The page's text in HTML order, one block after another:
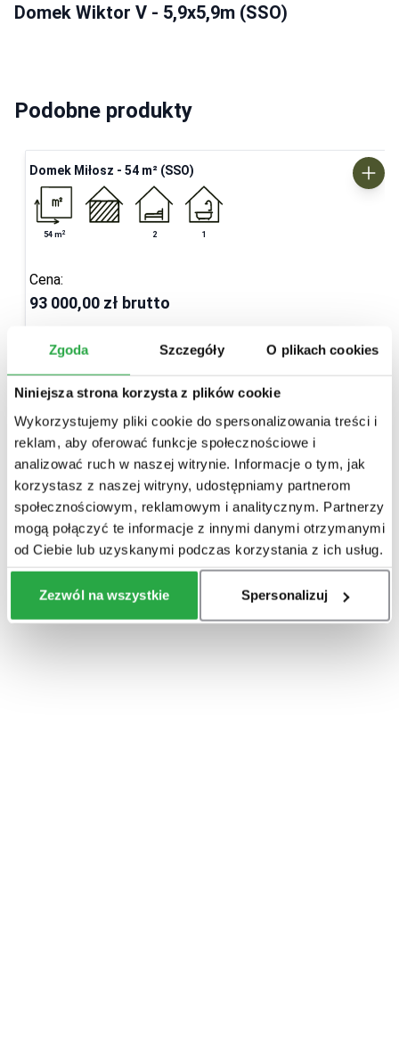
Zgoda Szczegóły O plikach cookies
Niniejsza strona korzysta z plików cookie
Wykorzystujemy pliki cookie do spersonalizowania treści i
reklam, aby oferować funkcje społecznościowe i
analizować ruch w naszej witrynie. Informacje o tym, jak
korzystasz z naszej witryny, udostępniamy partnerom
społecznościowym, reklamowym i analitycznym. Partnerzy
mogą połączyć te informacje z innymi danymi otrzymanymi
od Ciebie lub uzyskanymi podczas korzystania z ich usług.
Zezwól na wszystkie Spersonalizuj
Domek Wiktor V - 5,9x5,9m (SSO)
Podobne produkty
Domek Miłosz - 54 m² (SSO)
54 m2 2 1
Cena:
93 000,00 zł brutto
Dostosuj projekt